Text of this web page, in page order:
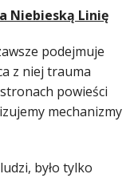
Niebieską Linię
podejmuje
z niej trauma
powieści
mechanizmy
było tylko